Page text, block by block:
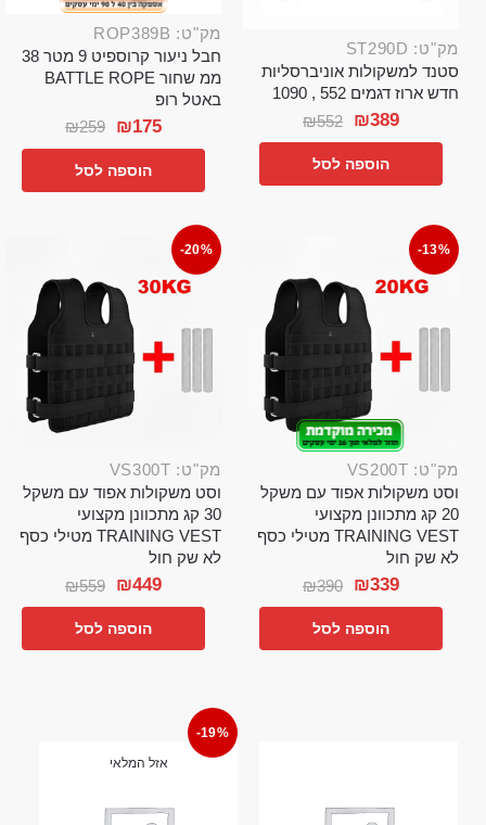
מק"ט: ST290D
סטנד למשקולות אוניברסליות
חדש ארוז דגמים 552 , 1090
₪552 ₪389
הוספה לסל
מק"ט: ROP389B
חבל ניעור קרוספיט 9 מטר 38
ממ שחור BATTLE ROPE
באטל רופ
₪259 ₪175
הוספה לסל
-13%
מק"ט: VS200T
וסט משקולות אפוד עם משקל
20 קג מתכוונן מקצועי
TRAINING VEST מטילי כסף
לא שק חול
₪390 ₪339
הוספה לסל
-20%
מק"ט: VS300T
וסט משקולות אפוד עם משקל
30 קג מתכוונן מקצועי
TRAINING VEST מטילי כסף
לא שק חול
₪559 ₪449
הוספה לסל
-19%
אזל המלאי